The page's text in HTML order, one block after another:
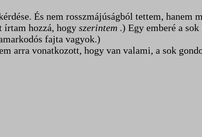
És nem rosszmájúságból tettem, hanem
írtam hozzá, hogy szerintem .) Egy emberé a
fajta vagyok.)
arra vonatkozott, hogy van valami, a sok